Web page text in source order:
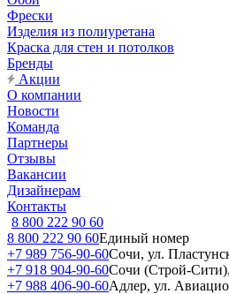
Фрески
Изделия из полиуретана
Краска для стен и потолков
Бренды
Акции
О компании
Новости
Команда
Партнеры
Отзывы
Вакансии
Дизайнерам
Контакты
8 800 222 90 60
8 800 222 90 60Единый номер
+7 989 756-90-60Сочи, ул.
+7 918 904-90-60Сочи (Строй-
+7 988 406-90-60Адлер, ул.